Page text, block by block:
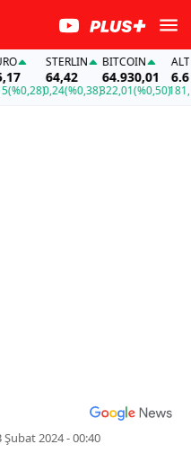
STERLIN
64,42
0,24(%0,38)
BITCOIN
64.930,01
322,01(%0,50)
ALTIN
181,17
Şubat 2024 - 00:40